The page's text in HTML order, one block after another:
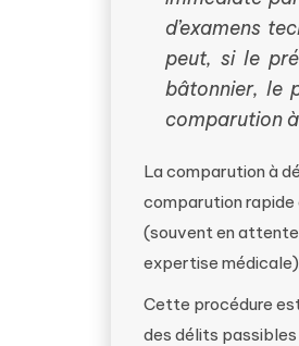
d’examens
peut, si le
bâtonnier, le
comparution
La comparution à
comparution
(souvent en attente
expertise
Cette procédure
des délits passibles